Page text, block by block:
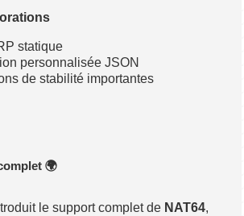
statique
personnalisée JSON
de stabilité importantes
🌍
le support complet de NAT64,